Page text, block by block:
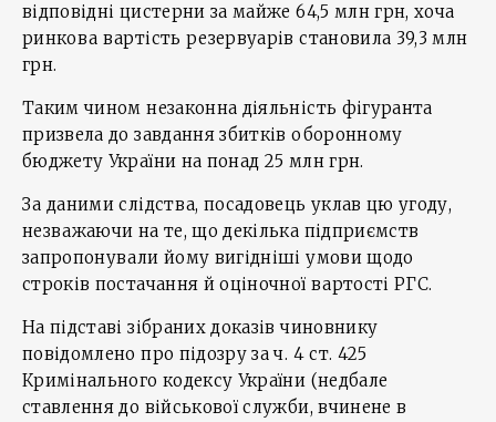
відповідні цистерни за майже 64,5 млн грн, хоча
ринкова вартість резервуарів становила 39,3 млн
грн.
Таким чином незаконна діяльність фігуранта
призвела до завдання збитків оборонному
бюджету України на понад 25 млн грн.
За даними слідства, посадовець уклав цю угоду,
незважаючи на те, що декілька підприємств
запропонували йому вигідніші умови щодо
строків постачання й оціночної вартості РГС.
На підставі зібраних доказів чиновнику
повідомлено про підозру за ч. 4 ст. 425
Кримінального кодексу України (недбале
ставлення до військової служби, вчинене в